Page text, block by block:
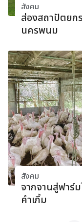
สังคม
ส่องสถาปัตยก
นครพนม
สังคม
จากจานสู่ฟาร์ม
คําเกิ้ม